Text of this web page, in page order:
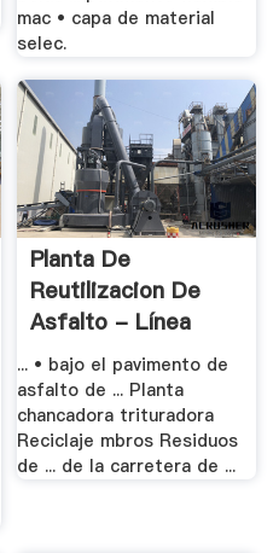
mac • capa de material
selec.
Planta De
Reutilizacion De
Asfalto - Línea
Portable .
... • bajo el pavimento de
asfalto de ... Planta
chancadora trituradora
Reciclaje mbros Residuos
de ... de la carretera de ...